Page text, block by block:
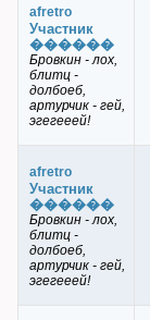
afretro
Участник
������
Бровкин - лох,
блитц -
долбоеб,
артурчик - гей,
эгегееей!
afretro
Участник
������
Бровкин - лох,
блитц -
долбоеб,
артурчик - гей,
эгегееей!